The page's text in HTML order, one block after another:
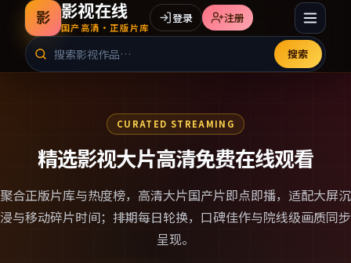
影 影视在线
国产高清·正版片库
搜索
登录 注册
CURATED STREAMING
精选影视大片高清免费在线观看
聚合正版片库与热度榜， 高清大片国产片即点即播，适配大屏沉
浸与移动碎片时间；排期每日轮换，口碑佳作与院线级画质同步
呈现。